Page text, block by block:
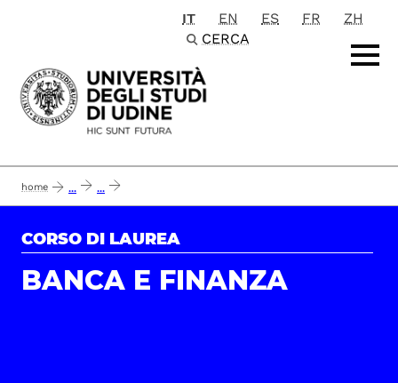
Passa al contenuto principale
IT EN ES FR
ZH
CERCA
home ... ...
CORSO DI LAUREA
BANCA E FINANZA